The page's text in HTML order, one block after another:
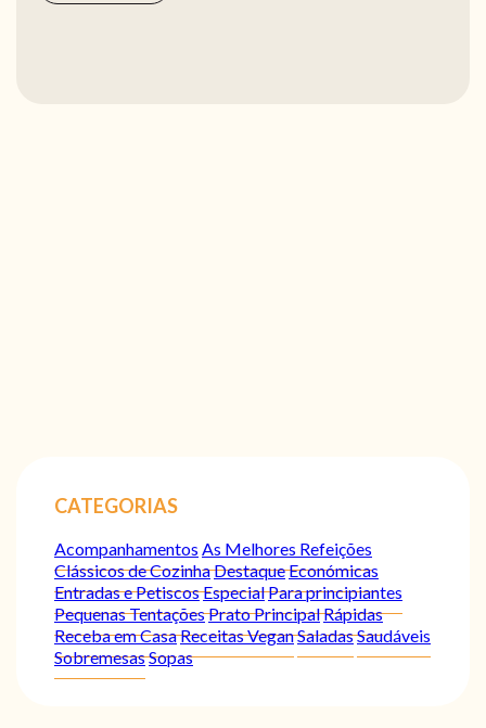
CATEGORIAS
Acompanhamentos As Melhores Refeições
Clássicos de CozinhaDestaqueEconómicas
Entradas e PetiscosEspecialPara principiantes
Pequenas TentaçõesPrato PrincipalRápidas
Receba em CasaReceitas VeganSaladasSaudáveis
SobremesasSopas